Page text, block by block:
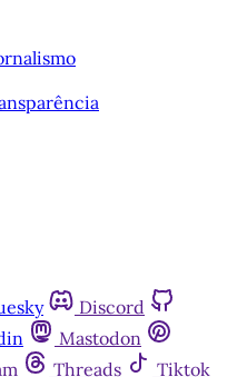
Discord
Mastodon
Threads
Tiktok